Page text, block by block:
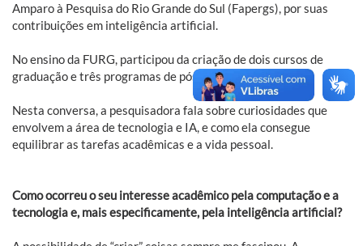
Amparo à Pesquisa do Rio Grande do Sul (Fapergs), por suas
contribuições em inteligência artificial.
No ensino da FURG, participou da criação de dois cursos de
graduação e três programas de pós-graduação.
Nesta conversa, a pesquisadora fala sobre curiosidades que
envolvem a área de tecnologia e IA, e como ela consegue
equilibrar as tarefas acadêmicas e a vida pessoal.
Como ocorreu o seu interesse acadêmico pela computação e a
tecnologia e, mais especificamente, pela inteligência artificial?